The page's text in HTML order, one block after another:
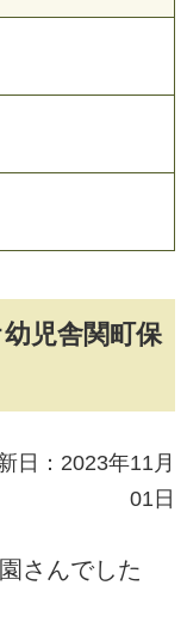
児舎関町保
日：2023年11月
01日
さんでした